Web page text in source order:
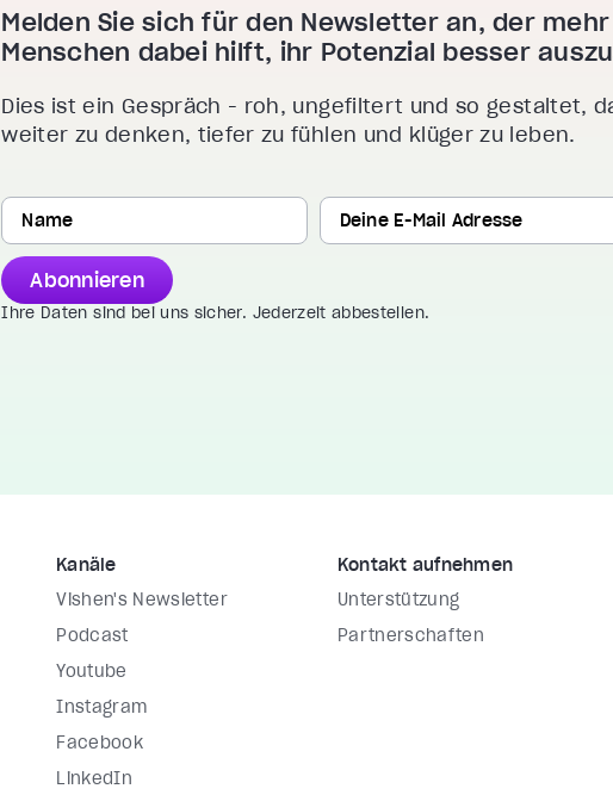
Melden Sie sich für den Newsletter an, der mehr
Menschen dabei hilft, ihr Potenzial besser
Dies ist ein Gespräch - roh, ungefiltert und so gestaltet,
weiter zu denken, tiefer zu fühlen und klüger zu leben.
Abonnieren
Ihre Daten sind bei uns sicher. Jederzeit abbestellen.
Kanäle
Vishen's Newsletter
Podcast
Youtube
Instagram
Facebook
LinkedIn
Kontakt aufnehmen
Unterstützung
Partnerschaften